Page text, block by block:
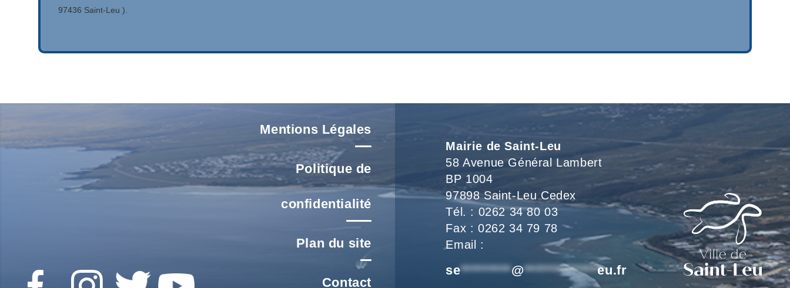
97436 Saint-Leu ).
Mentions Légales
Politique de
confidentialité
Plan du site
Contact
Mairie de Saint-Leu
58 Avenue Général Lambert
BP 1004
97898 Saint-Leu Cedex
Tél. : 0262 34 80 03
Fax : 0262 34 79 78
Email :
se*********@*************eu.fr